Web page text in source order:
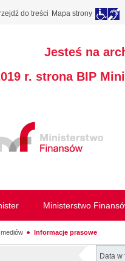
do treści Mapa strony
Jesteś na
r. strona BIP
Ministerstwo
Informacje prasowe
Data w